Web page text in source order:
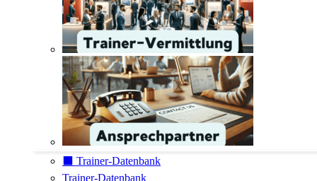
⬛️ Trainer-Datenbank
Trainer-Datenbank